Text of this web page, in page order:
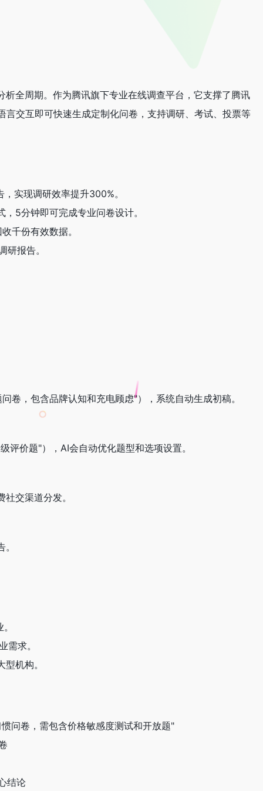
全周期。作为腾讯旗下专业在线调查平台，它支撑了腾讯
交互即可快速生成定制化问卷，支持调研、考试、投票等
实现调研效率提升300%。
5分钟即可完成专业问卷设计。
千份有效数据。
报告。
卷，包含品牌认知和充电顾虑"），系统自动生成初稿。
价题"），AI会自动优化题型和选项设置。
交渠道分发。
求。
机构。
问卷，需包含价格敏感度测试和开放题"
结论